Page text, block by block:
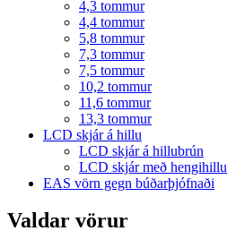
4,3 tommur
4,4 tommur
5,8 tommur
7,3 tommur
7,5 tommur
10,2 tommur
11,6 tommur
13,3 tommur
LCD skjár á hillu
LCD skjár á hillubrún
LCD skjár með hengihillu
EAS vörn gegn búðarþjófnaði
Valdar vörur